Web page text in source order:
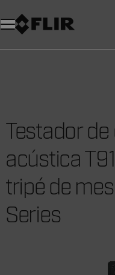
Testador
acústica
tripé de
Series